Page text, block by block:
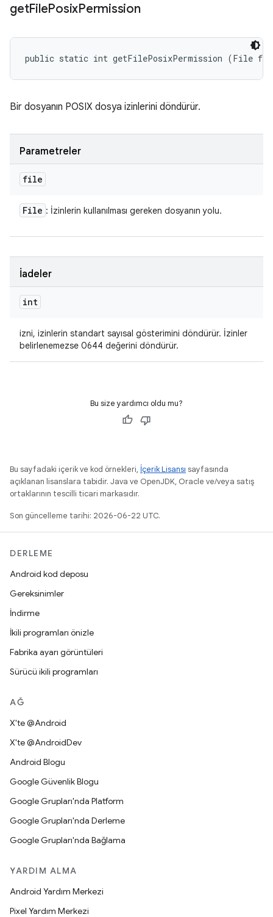
getFilePosixPermission
public static int getFilePosixPermission (File
Bir dosyanın POSIX dosya izinlerini döndürür.
Parametreler
file
File : İzinlerin kullanılması gereken dosyanın yolu.
İadeler
int
izni, izinlerin standart sayısal gösterimini döndürür. İzinler
belirlenemezse 0644 değerini döndürür.
Bu size yardımcı oldu mu?
Bu sayfadaki içerik ve kod örnekleri, İçerik Lisansı sayfasında
açıklanan lisanslara tabidir. Java ve OpenJDK, Oracle ve/veya satış
ortaklarının tescilli ticari markasıdır.
Son güncelleme tarihi: 2026-06-22 UTC.
DERLEME
Android kod deposu
Gereksinimler
İndirme
İkili programları önizle
Fabrika ayarı görüntüleri
Sürücü ikili programları
AĞ
X'te @Android
X'te @AndroidDev
Android Blogu
Google Güvenlik Blogu
Google Grupları'nda Platform
Google Grupları'nda Derleme
Google Grupları'nda Bağlama
YARDIM ALMA
Android Yardım Merkezi
Pixel Yardım Merkezi